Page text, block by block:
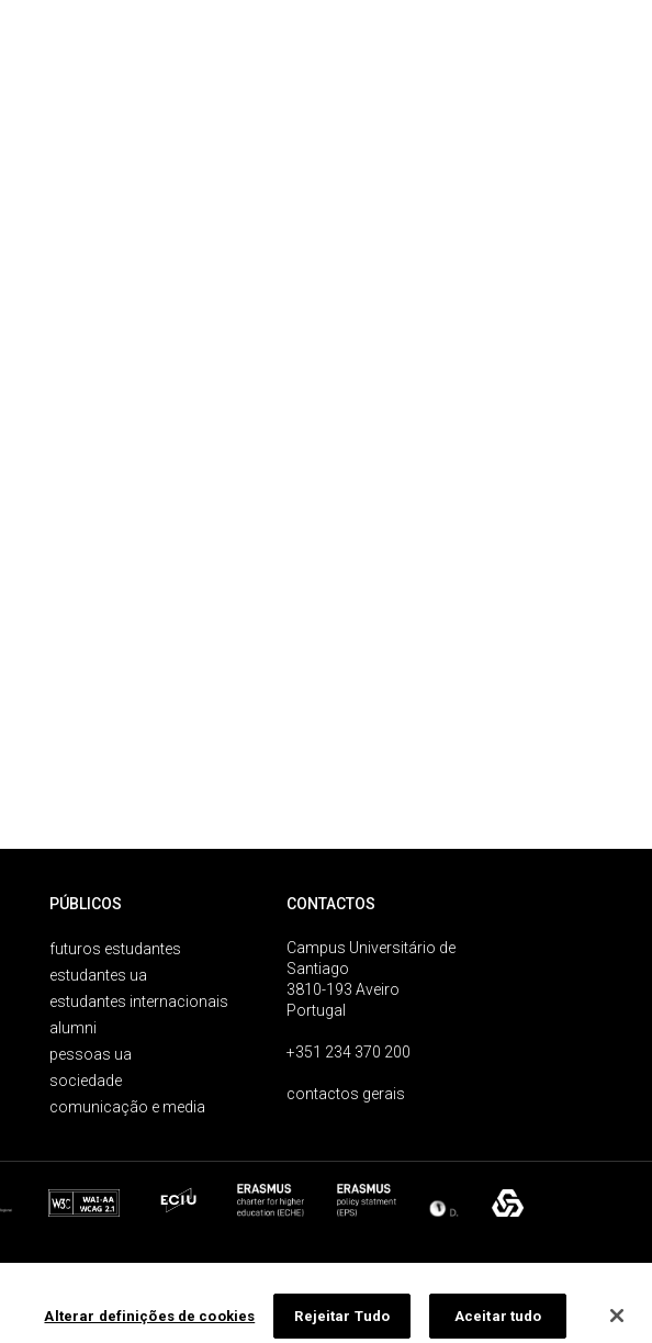
PÚBLICOS
futuros estudantes
estudantes ua
estudantes internacionais
alumni
pessoas ua
sociedade
comunicação e media
CONTACTOS
Campus Universitário de
Santiago
3810-193 Aveiro
Portugal
+351 234 370 200
contactos gerais
Alterar definições de cookies Rejeitar Tudo Aceitar tudo